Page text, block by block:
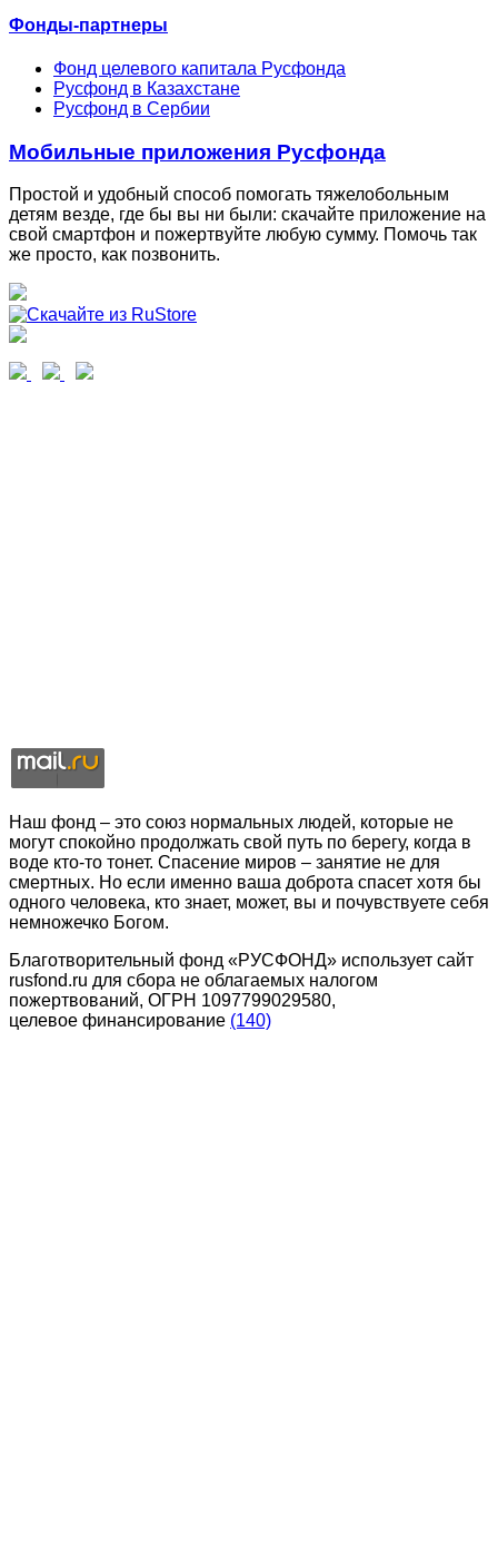
Фонды-партнеры
Фонд целевого капитала Русфонда
Русфонд в Казахстане
Русфонд в Сербии
Мобильные приложения Русфонда
Простой и удобный способ помогать тяжелобольным
детям везде, где бы вы ни были: скачайте приложение на
свой смартфон и пожертвуйте любую сумму. Помочь так
же просто, как позвонить.
Наш фонд – это союз нормальных людей, которые не
могут спокойно продолжать свой путь по берегу, когда в
воде кто-то тонет. Спасение миров – занятие не для
смертных. Но если именно ваша доброта спасет хотя бы
одного человека, кто знает, может, вы и почувствуете себя
немножечко Богом.
Благотворительный фонд «РУСФОНД» использует сайт
rusfond.ru для сбора не облагаемых налогом
пожертвований, ОГРН 1097799029580,
целевое финансирование (140)